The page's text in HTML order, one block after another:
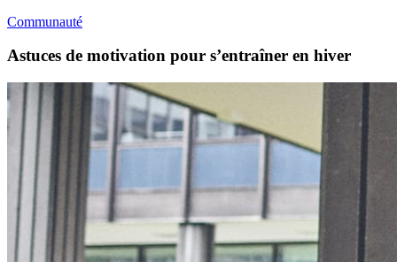
Communauté
Astuces de motivation pour s’entraîner en hiver